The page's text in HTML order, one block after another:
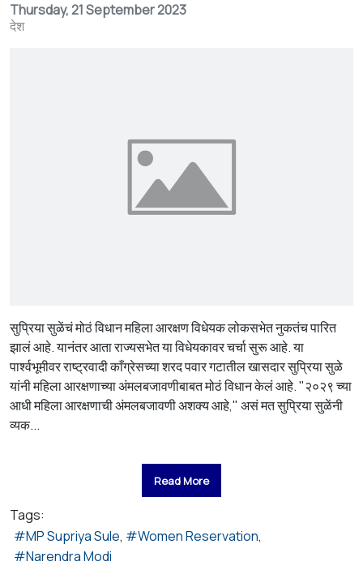
Thursday, 21 September 2023
देश
सुप्रिया सुळेंचं मोठं विधान महिला आरक्षण विधेयक लोकसभेत नुकतंच पारित
झालं आहे. यानंतर आता राज्यसभेत या विधेयकावर चर्चा सुरू आहे. या
पार्श्वभूमीवर राष्ट्रवादी काँग्रेसच्या शरद पवार गटातील खासदार सुप्रिया सुळे
यांनी महिला आरक्षणाच्या अंमलबजावणीबाबत मोठं विधान केलं आहे. "२०२९ च्या
आधी महिला आरक्षणाची अंमलबजावणी अशक्य आहे," असं मत सुप्रिया सुळेंनी
व्यक...
Read More
Tags:
MP Supriya Sule
Women Reservation
Narendra Modi